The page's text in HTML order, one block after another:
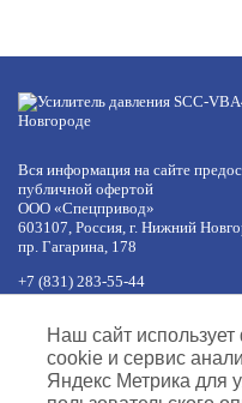
Вся информация на сайте
публичной офертой
ООО «Спецпривод»
603107, Россия, г. Нижний
пр. Гагарина, 178
+7 (831) 283-55-44
+7 (977) 422-66-54
обед с 12:30 до 13:30
info@specprivod.com
Наш сайт
cookie и сервис
Яндекс Метрика для